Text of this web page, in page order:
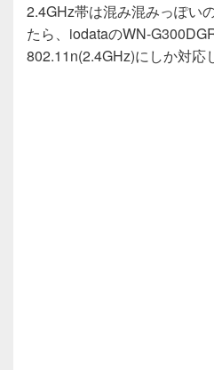
2.4GHz帯は混み混みっぽい
たら、iodataのWN-
802.11n(2.4GHz)にしか対応